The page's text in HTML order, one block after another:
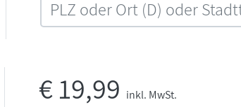
€19,99 inkl. MwSt.